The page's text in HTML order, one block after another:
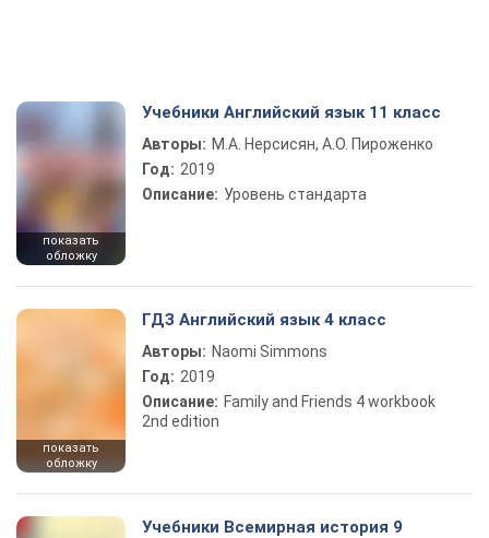
показать
обложку
Учебники Английский язык 11 класс
Авторы: М.А. Нерсисян, А.О. Пироженко
Год: 2019
Описание: Уровень стандарта
показать
обложку
ГДЗ Английский язык 4 класс
Авторы: Naomi Simmons
Год: 2019
Описание: Family and Friends 4 workbook
2nd edition
Учебники Всемирная история 9